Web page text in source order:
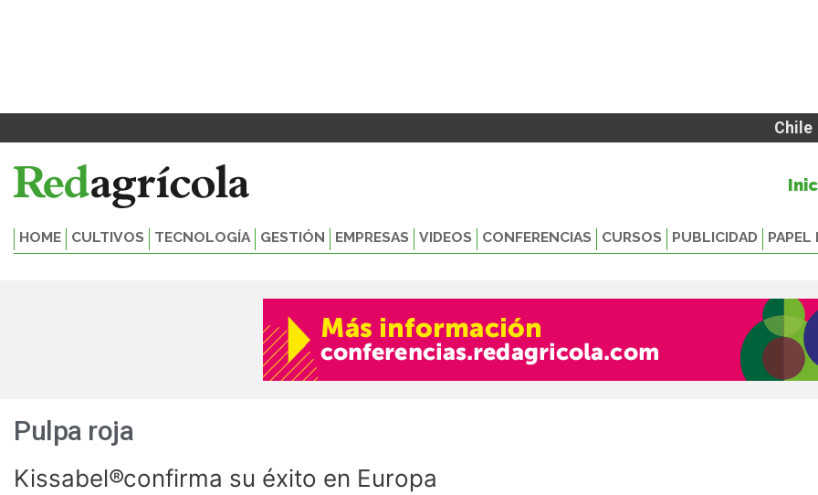
Chile
HOME CULTIVOS TECNOLOGÍA GESTIÓN EMPRESAS VIDEOS CONFERENCIAS CURSOS PUBLICIDAD PAPEL
Pulpa roja
Kissabel®confirma su éxito en Europa
Kissabel®confirma